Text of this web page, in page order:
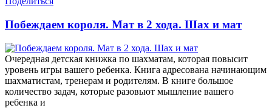
Побеждаем короля. Мат в 2 хода. Шах и мат
Очередная детская книжка по шахматам, которая повысит
уровень игры вашего ребенка. Книга адресована начинающим
шахматистам, тренерам и родителям. В книге большое
количество задач, которые разовьют мышление вашего
ребенка и